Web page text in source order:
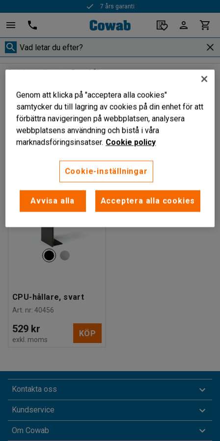
7 års garanti
Skrivbordstillbehör Datorhållare
Datorhållare
Filtrera Sortera
CPU-hållare, svart
Art. nr: 40456
529 kr
exkl. moms
KÖP
Kontakta oss
Kundservice
Om Cowab
Genom att klicka på "acceptera alla cookies"
samtycker du till lagring av cookies på din enhet för att
förbättra navigeringen på webbplatsen, analysera
webbplatsens användning och bistå i våra
marknadsföringsinsatser. Cookie policy
Cookie-inställningar
Avvisa alla Acceptera alla cookies